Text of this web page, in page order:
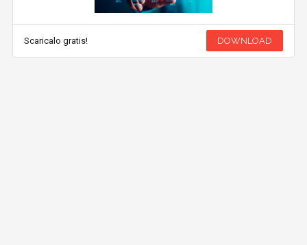
Scaricalo gratis! DOWNLOAD